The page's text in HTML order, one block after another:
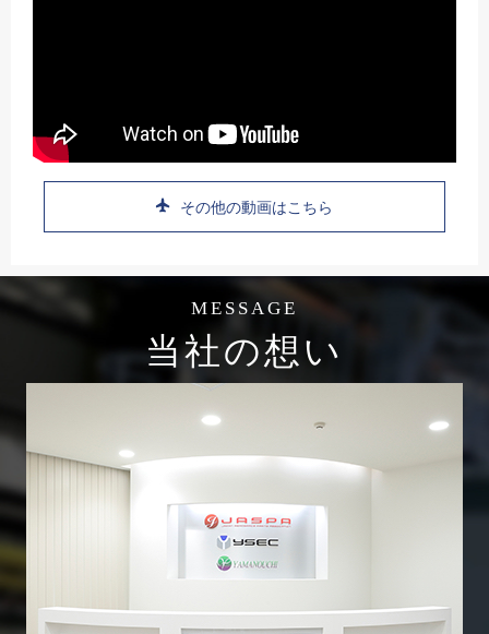
その他の動画はこちら
MESSAGE
当社の想い